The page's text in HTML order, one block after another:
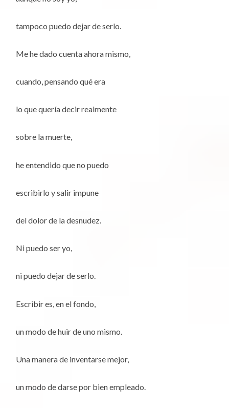
tampoco puedo dejar de serlo.
Me he dado cuenta ahora mismo,
cuando, pensando qué era
lo que quería decir realmente
sobre la muerte,
he entendido que no puedo
escribirlo y salir impune
del dolor de la desnudez.
Ni puedo ser yo,
ni puedo dejar de serlo.
Escribir es, en el fondo,
un modo de huir de uno mismo.
Una manera de inventarse mejor,
un modo de darse por bien empleado.